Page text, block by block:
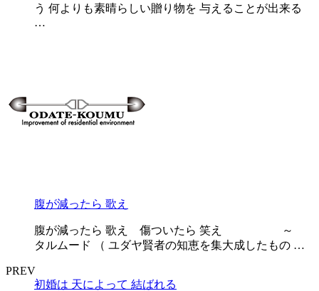
う 何よりも素晴らしい贈り物を 与えることが出来る
…
腹が減ったら 歌え
腹が減ったら 歌え 傷ついたら 笑え ～
タルムード （ ユダヤ賢者の知恵を集大成したもの …
PREV
初婚は 天によって 結ばれる